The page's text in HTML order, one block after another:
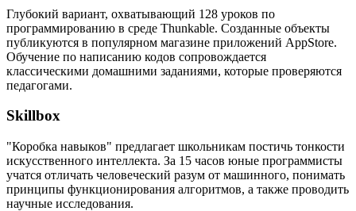
Глубокий вариант, охватывающий 128 уроков по
программированию в среде Thunkable. Созданные объекты
публикуются в популярном магазине приложений AppStore.
Обучение по написанию кодов сопровождается
классическими домашними заданиями, которые проверяются
педагогами.
Skillbox
"Коробка навыков" предлагает школьникам постичь тонкости
искусственного интеллекта. За 15 часов юные программисты
учатся отличать человеческий разум от машинного, понимать
принципы функционирования алгоритмов, а также проводить
научные исследования.